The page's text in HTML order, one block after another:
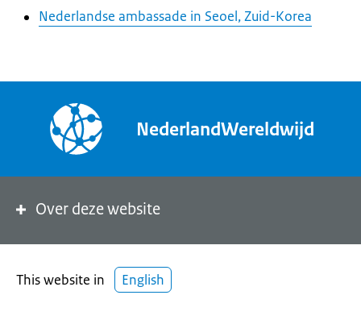
Nederlandse ambassade in Seoel, Zuid-Korea
NederlandWereldwijd
Over deze website
This website in English